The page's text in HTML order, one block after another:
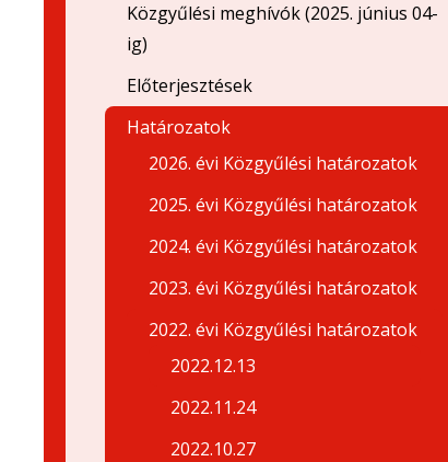
Közgyűlési meghívók (2025. június 04-
ig)
Előterjesztések
Határozatok
2026. évi Közgyűlési határozatok
2025. évi Közgyűlési határozatok
2024. évi Közgyűlési határozatok
2023. évi Közgyűlési határozatok
2022. évi Közgyűlési határozatok
2022.12.13
2022.11.24
2022.10.27